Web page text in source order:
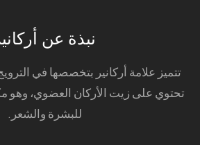
نبذة عن
تتميز علامة أركانير بتخصصها في
تحتوي على زيت الأركان العضوي، وهو
للبشرة والشعر.